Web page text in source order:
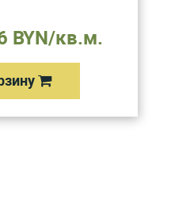
BYN/кв.м.